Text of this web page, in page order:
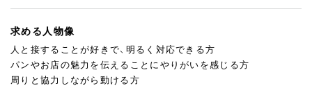
求める人物像
人と接することが好きで、明るく対応できる方
パンやお店の魅力を伝えることにやりがいを感じる方
周りと協力しながら動ける方